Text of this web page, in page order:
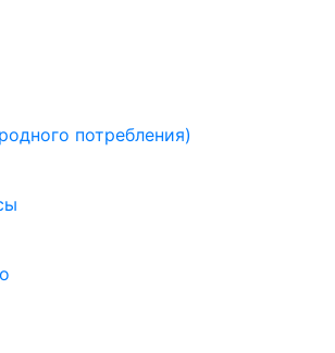
потребления)